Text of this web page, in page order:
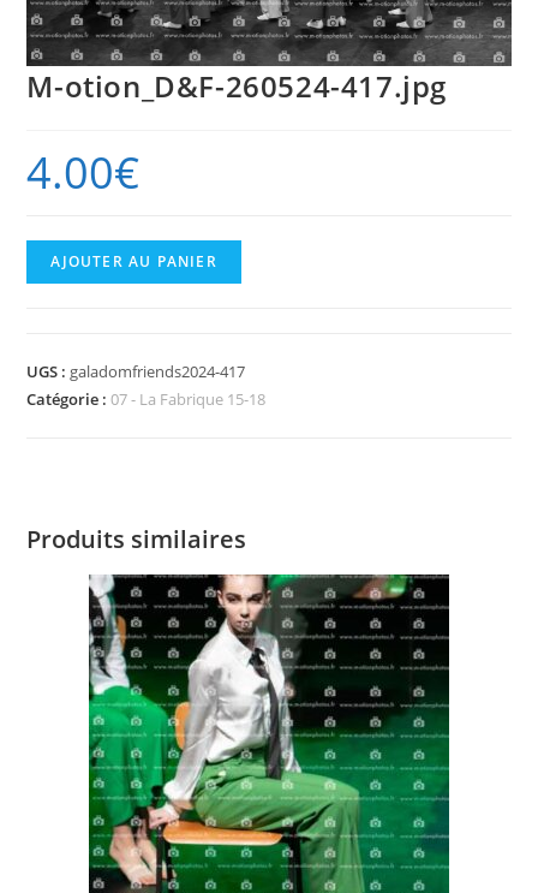
M-otion_D&F-260524-417.jpg
4.00€
quantité
de
260524-
417.jpg
AJOUTER AU PANIER
UGS : galadomfriends2024-417
Catégorie :07 - La Fabrique 15-18
Produits similaires